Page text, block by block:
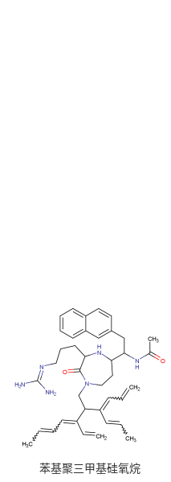
苯基聚三甲基硅氧烷